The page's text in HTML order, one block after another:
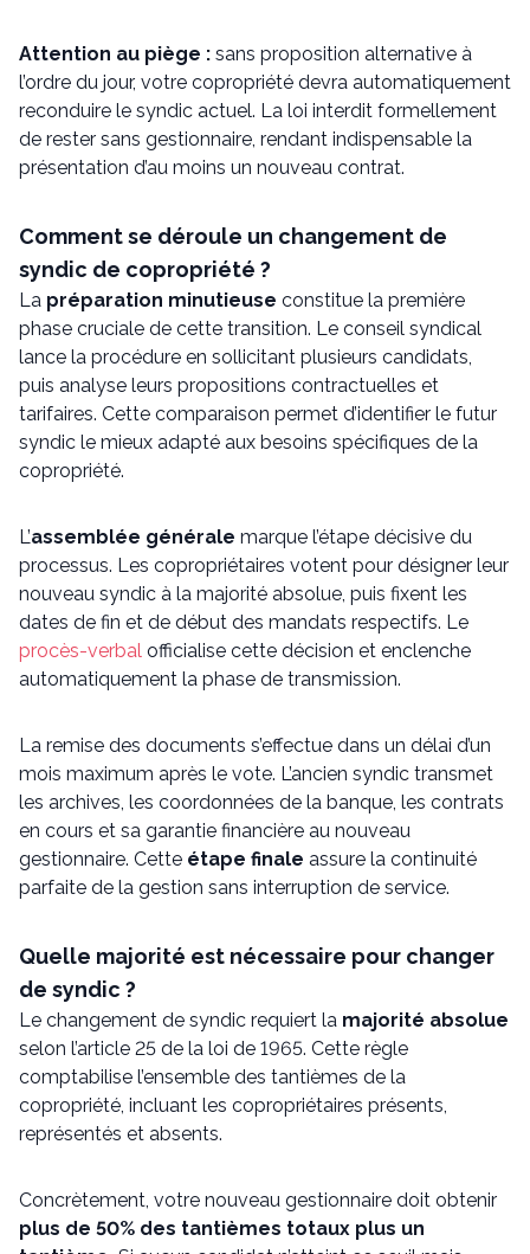
Attention au piège : sans proposition alternative à
l’ordre du jour, votre copropriété devra automatiquement
reconduire le syndic actuel. La loi interdit formellement
de rester sans gestionnaire, rendant indispensable la
présentation d’au moins un nouveau contrat.
Comment se déroule un changement de
syndic de copropriété ?
La préparation minutieuse constitue la première
phase cruciale de cette transition. Le conseil syndical
lance la procédure en sollicitant plusieurs candidats,
puis analyse leurs propositions contractuelles et
tarifaires. Cette comparaison permet d’identifier le futur
syndic le mieux adapté aux besoins spécifiques de la
copropriété.
L’assemblée générale marque l’étape décisive du
processus. Les copropriétaires votent pour désigner leur
nouveau syndic à la majorité absolue, puis fixent les
dates de fin et de début des mandats respectifs. Le
procès-verbal officialise cette décision et enclenche
automatiquement la phase de transmission.
La remise des documents s’effectue dans un délai d’un
mois maximum après le vote. L’ancien syndic transmet
les archives, les coordonnées de la banque, les contrats
en cours et sa garantie financière au nouveau
gestionnaire. Cette étape finale assure la continuité
parfaite de la gestion sans interruption de service.
Quelle majorité est nécessaire pour changer
de syndic ?
Le changement de syndic requiert la majorité absolue
selon l’article 25 de la loi de 1965. Cette règle
comptabilise l’ensemble des tantièmes de la
copropriété, incluant les copropriétaires présents,
représentés et absents.
Concrètement, votre nouveau gestionnaire doit obtenir
plus de 50% des tantièmes totaux plus un